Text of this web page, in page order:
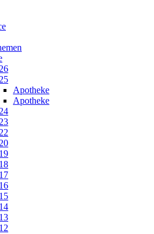
Apotheke
Apotheke